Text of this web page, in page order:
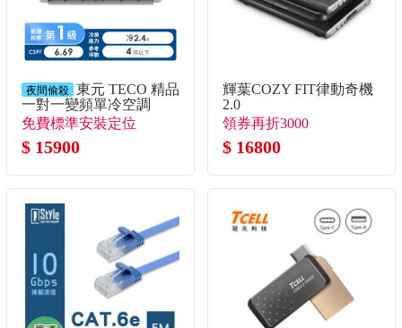
夜間偷殺 東元 TECO 精品
一對一變頻單冷空調
免費標準安裝定位
$ 15900
輝葉COZY FIT律動奇機
2.0
領券再折3000
$ 16800